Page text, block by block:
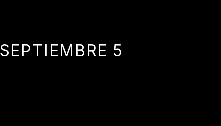
SEPTIEMBRE 5